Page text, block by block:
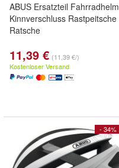
ABUS Ersatzteil Fahrradhelm
Kinnverschluss Rastpeitsche
Ratsche
11,39 € (11,39 €/)
Kostenloser Versand
- 34%